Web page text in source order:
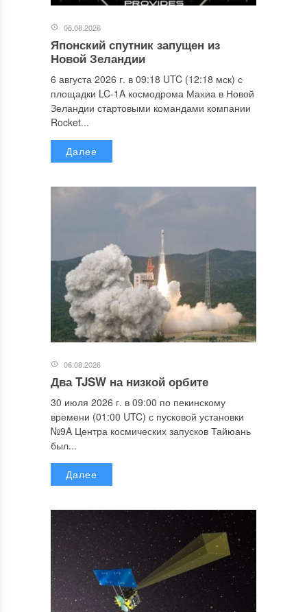
06.08.2026
Японский спутник запущен из
Новой Зеландии
6 августа 2026 г. в 09:18 UTC (12:18 мск) с
площадки LC-1A космодрома Махиа в Новой
Зеландии стартовыми командами компании
Rocket...
Далее
06.08.2026
Два TJSW на низкой орбите
30 июля 2026 г. в 09:00 по пекинскому
времени (01:00 UTC) с пусковой установки
№9A Центра космических запусков Тайюань
был...
Далее